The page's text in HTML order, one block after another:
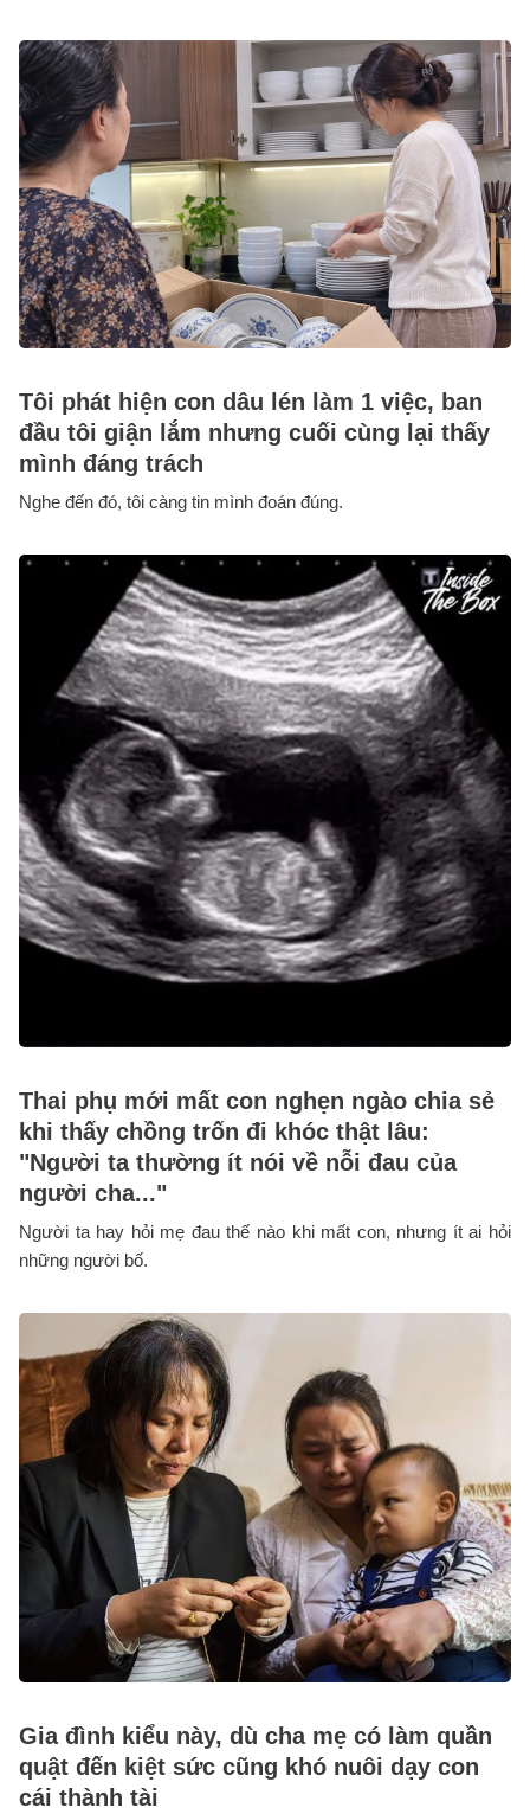
Tôi phát hiện con dâu lén làm 1 việc, ban
đầu tôi giận lắm nhưng cuối cùng lại thấy
mình đáng trách
Nghe đến đó, tôi càng tin mình đoán đúng.
Thai phụ mới mất con nghẹn ngào chia sẻ
khi thấy chồng trốn đi khóc thật lâu:
"Người ta thường ít nói về nỗi đau của
người cha..."
Người ta hay hỏi mẹ đau thế nào khi mất con, nhưng ít ai hỏi
những người bố.
Gia đình kiểu này, dù cha mẹ có làm quần
quật đến kiệt sức cũng khó nuôi dạy con
cái thành tài